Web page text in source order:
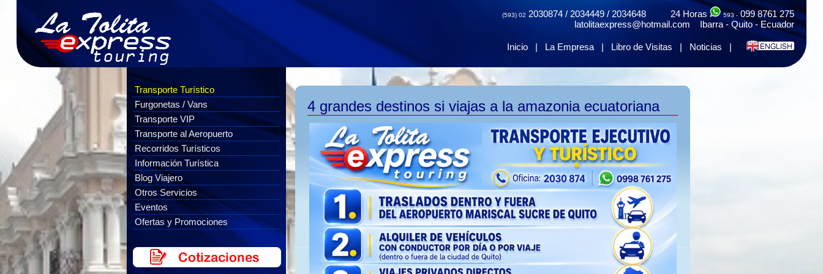
(593) 02 2030874 / 2034449 / 2034648 24 Horas 593 -099 8761 275
latolitaexpress@hotmail.com Ibarra - Quito - Ecuador
Inicio | La Empresa | Libro de Visitas | Noticias |
4 grandes destinos si viajas a la amazonia ecuatoriana
Transporte Turístico
Furgonetas / Vans
Transporte VIP
Transporte al Aeropuerto
Recorridos Turísticos
Información Turística
Blog Viajero
Otros Servicios
Eventos
Ofertas y Promociones